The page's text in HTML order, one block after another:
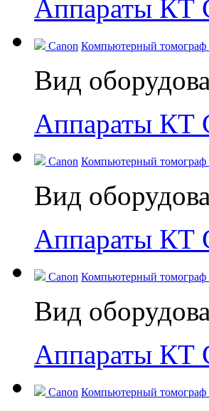
Аппараты КТ
Canon Компьютерный томограф
Вид
Аппараты КТ
Canon Компьютерный томограф
Вид
Аппараты КТ
Canon Компьютерный томограф
Вид
Аппараты КТ
Canon Компьютерный томограф